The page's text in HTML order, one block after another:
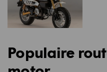
Populaire